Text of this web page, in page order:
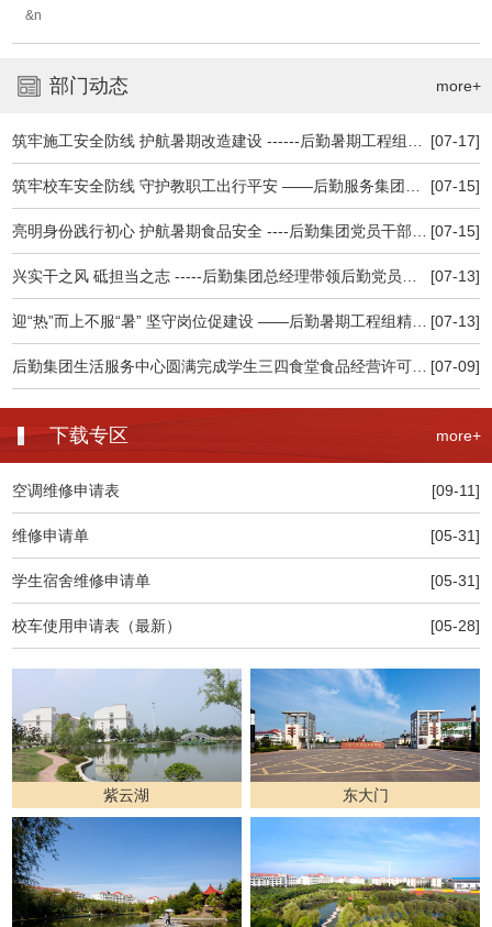
&n
部门动态 more+
[07-17]
筑牢施工安全防线 护航暑期改造建设 ------后勤暑期工程组召开施工安全专题会议
[07-15]
筑牢校车安全防线 守护教职工出行平安 ——后勤服务集团积极做好校车安全专项检查维护工作
[07-15]
亮明身份践行初心 护航暑期食品安全 ----后勤集团党员干部深入食堂一线查食品保安全
[07-13]
兴实干之风 砥担当之志 -----后勤集团总经理带领后勤党员干部认真观看高校党 组织示范微党课
[07-13]
迎“热”而上不服“暑” 坚守岗位促建设 ——后勤暑期工程组精细管理忠诚履职全力推进暑期建设
[07-09]
后勤集团生活服务中心圆满完成学生三四食堂食品经营许可延续及现场核查工作
下载专区 more+
[09-11]
空调维修申请表
[05-31]
维修申请单
[05-31]
学生宿舍维修申请单
[05-28]
校车使用申请表（最新）
紫云湖 东大门